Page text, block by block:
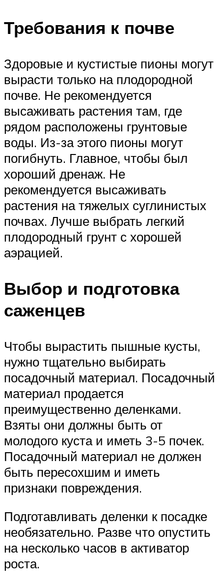
Требования к почве
Здоровые и кустистые пионы могут
вырасти только на плодородной
почве. Не рекомендуется
высаживать растения там, где
рядом расположены грунтовые
воды. Из-за этого пионы могут
погибнуть. Главное, чтобы был
хороший дренаж. Не
рекомендуется высаживать
растения на тяжелых суглинистых
почвах. Лучше выбрать легкий
плодородный грунт с хорошей
аэрацией.
Выбор и подготовка
саженцев
Чтобы вырастить пышные кусты,
нужно тщательно выбирать
посадочный материал. Посадочный
материал продается
преимущественно деленками.
Взяты они должны быть от
молодого куста и иметь 3-5 почек.
Посадочный материал не должен
быть пересохшим и иметь
признаки повреждения.
Подготавливать деленки к посадке
необязательно. Разве что опустить
на несколько часов в активатор
роста.